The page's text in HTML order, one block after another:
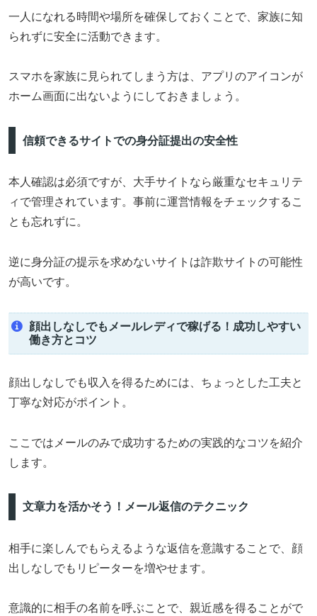
一人になれる時間や場所を確保しておくことで、家族に知
られずに安全に活動できます。
スマホを家族に見られてしまう方は、アプリのアイコンが
ホーム画面に出ないようにしておきましょう。
信頼できるサイトでの身分証提出の安全性
本人確認は必須ですが、大手サイトなら厳重なセキュリテ
ィで管理されています。事前に運営情報をチェックするこ
とも忘れずに。
逆に身分証の提示を求めないサイトは詐欺サイトの可能性
が高いです。
顔出しなしでもメールレディで稼げる！成功しやすい
働き方とコツ
顔出しなしでも収入を得るためには、ちょっとした工夫と
丁寧な対応がポイント。
ここではメールのみで成功するための実践的なコツを紹介
します。
文章力を活かそう！メール返信のテクニック
相手に楽しんでもらえるような返信を意識することで、顔
出しなしでもリピーターを増やせます。
意識的に相手の名前を呼ぶことで、親近感を得ることがで